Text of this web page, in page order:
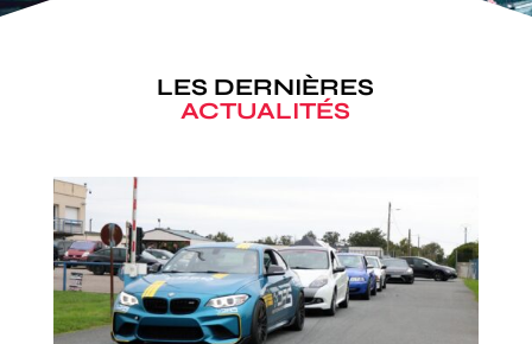
LES DERNIÈRES
ACTUALITÉS